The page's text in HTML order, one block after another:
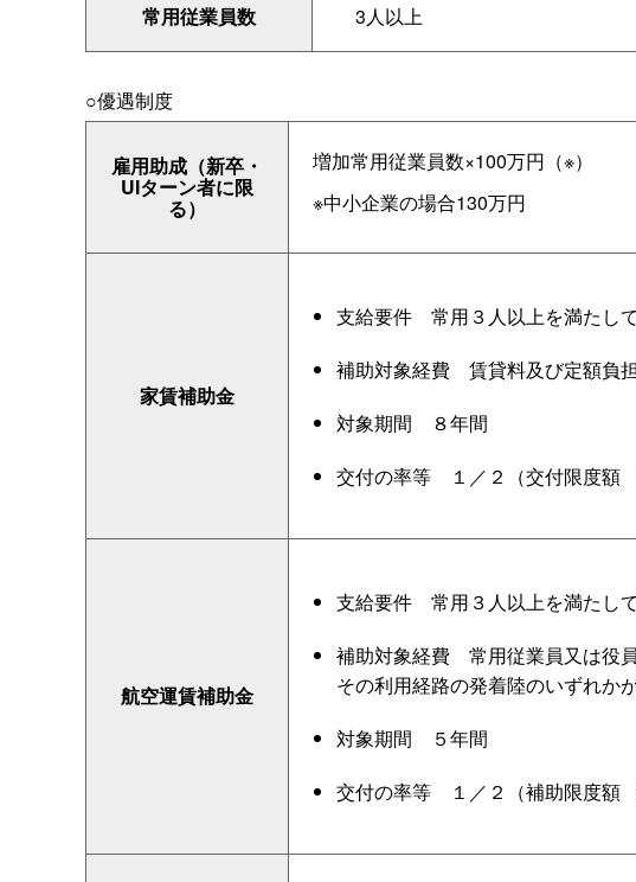
常用従業員数 3人以上
○優遇制度
雇用助成（新卒・
UIターン者に限
る）
増加常用従業員数×100万円（※）
※中小企業の場合130万円
家賃補助金
支給要件 常用３人以上を満たし
補助対象経費 賃貸料及び定額負
対象期間
８年間
交付の率等 １／２（交付限度額
航空運賃補助金
支給要件 常用３人以上を満たし
補助対象経費 常用従業員又は役
その利用経路の発着陸のいずれか
対象期間
５年間
交付の率等 １／２（補助限度額